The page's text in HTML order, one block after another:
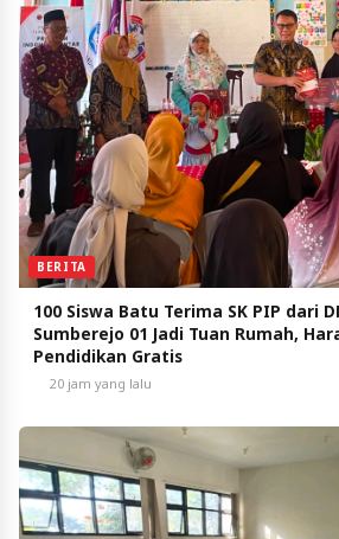
BERITA
100 Siswa Batu Terima SK PIP dari
Sumberejo 01 Jadi Tuan Rumah,
Pendidikan Gratis
20 jam yang lalu